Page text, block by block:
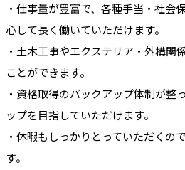
・仕事量が豊富で、各種手当・社会
心して長く働いていただけます。
・土木工事やエクステリア・外構関
ことができます。
・資格取得のバックアップ体制が整
ップを目指していただけます。
・休暇もしっかりとっていただくの
す。